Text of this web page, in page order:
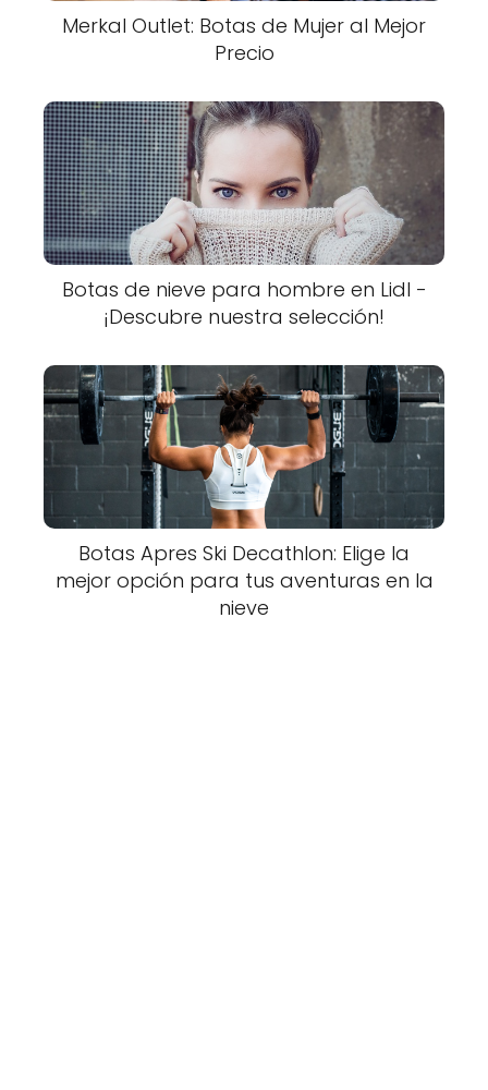
Merkal Outlet: Botas de Mujer al Mejor
Precio
Botas de nieve para hombre en Lidl -
¡Descubre nuestra selección!
Botas Apres Ski Decathlon: Elige la
mejor opción para tus aventuras en la
nieve